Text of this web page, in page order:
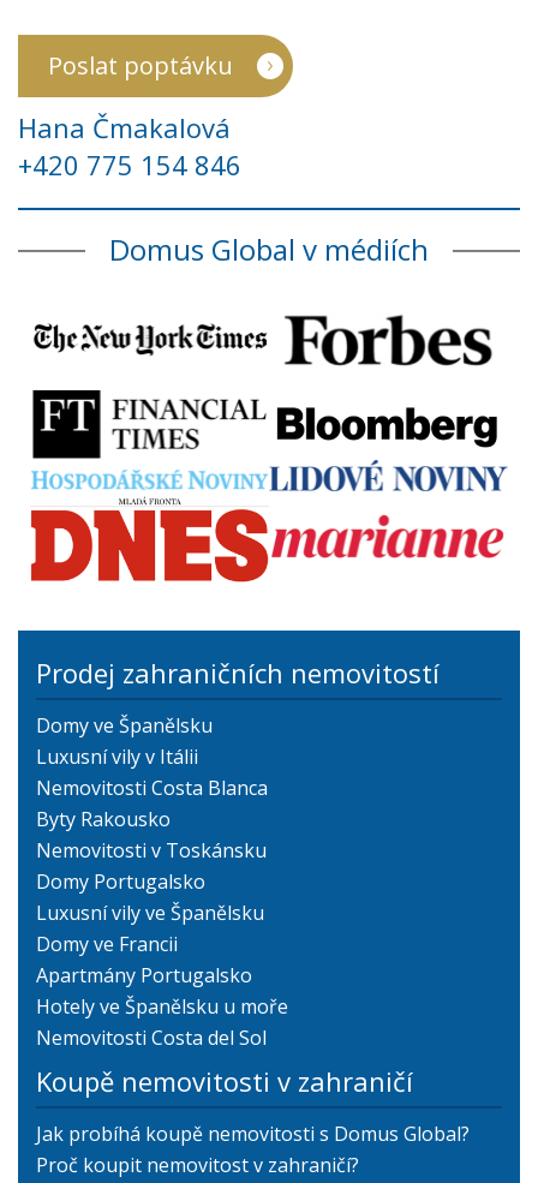
Poslat poptávku
Hana Čmakalová
+420 775 154 846
Domus Global v médiích
Prodej zahraničních nemovitostí
Domy ve Španělsku
Luxusní vily v Itálii
Nemovitosti Costa Blanca
Byty Rakousko
Nemovitosti v Toskánsku
Domy Portugalsko
Luxusní vily ve Španělsku
Domy ve Francii
Apartmány Portugalsko
Hotely ve Španělsku u moře
Nemovitosti Costa del Sol
Koupě nemovitosti v zahraničí
Jak probíhá koupě nemovitosti s Domus Global?
Proč koupit nemovitost v zahraničí?